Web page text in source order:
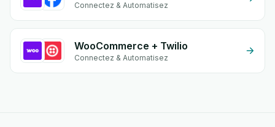
Connectez & Automatisez
WooCommerce + Twilio
Connectez & Automatisez